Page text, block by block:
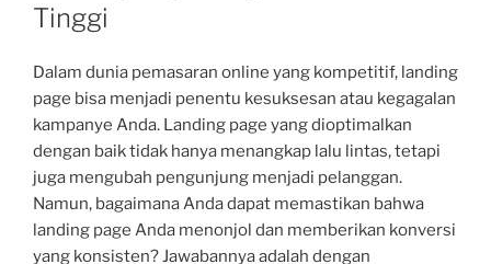
Tinggi
Dalam dunia pemasaran online yang kompetitif, landing
page bisa menjadi penentu kesuksesan atau kegagalan
kampanye Anda. Landing page yang dioptimalkan
dengan baik tidak hanya menangkap lalu lintas, tetapi
juga mengubah pengunjung menjadi pelanggan.
Namun, bagaimana Anda dapat memastikan bahwa
landing page Anda menonjol dan memberikan konversi
yang konsisten? Jawabannya adalah dengan